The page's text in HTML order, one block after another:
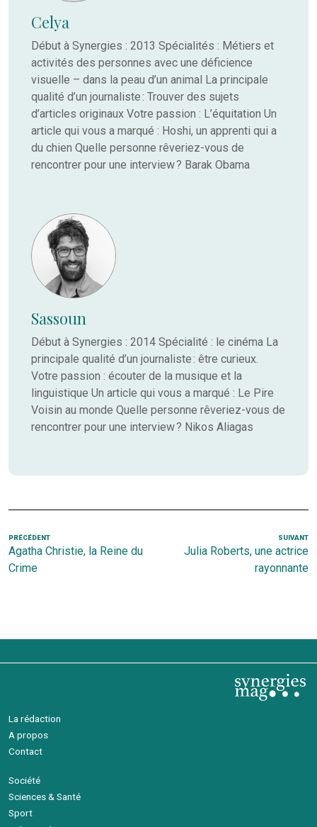
Celya
Début à Synergies : 2013 Spécialités : Métiers et
activités des personnes avec une déficience
visuelle – dans la peau d’un animal La principale
qualité d’un journaliste : Trouver des sujets
d’articles originaux Votre passion : L’équitation Un
article qui vous a marqué : Hoshi, un apprenti qui a
du chien Quelle personne rêveriez-vous de
rencontrer pour une interview ? Barak Obama
Sassoun
Début à Synergies : 2014 Spécialité : le cinéma La
principale qualité d’un journaliste : être curieux.
Votre passion : écouter de la musique et la
linguistique Un article qui vous a marqué : Le Pire
Voisin au monde Quelle personne rêveriez-vous de
rencontrer pour une interview ? Nikos Aliagas
Navigation
de
l’article
Article
précédent
PRÉCÉDENT
Agatha Christie, la Reine du
Crime
SUIVANT
Julia Roberts, une actrice
rayonnante
La rédaction
A propos
Contact
Société
Sciences & Santé
Sport